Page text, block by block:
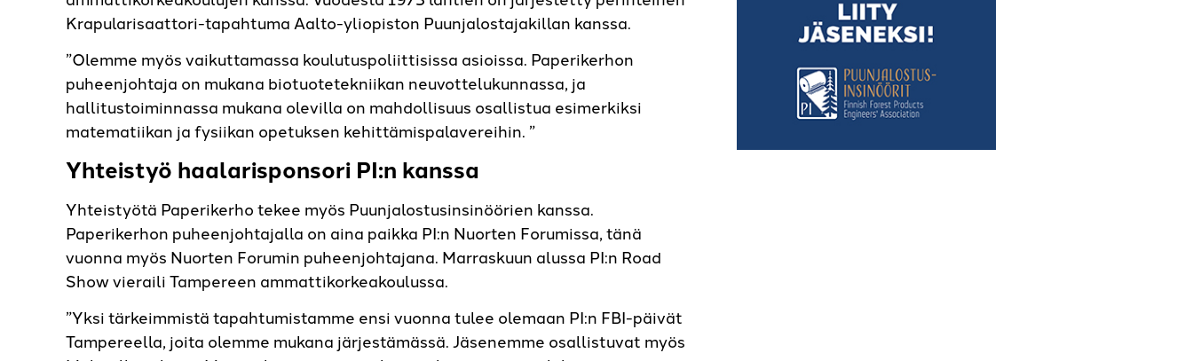
Krapularisaattori-tapahtuma Aalto-yliopiston Puunjalostajakillan kanssa.
”Olemme myös vaikuttamassa koulutuspoliittisissa asioissa. Paperikerhon
puheenjohtaja on mukana biotuotetekniikan neuvottelukunnassa, ja
hallitustoiminnassa mukana olevilla on mahdollisuus osallistua esimerkiksi
matematiikan ja fysiikan opetuksen kehittämispalavereihin. ”
Yhteistyö haalarisponsori PI:n kanssa
Yhteistyötä Paperikerho tekee myös Puunjalostusinsinöörien kanssa.
Paperikerhon puheenjohtajalla on aina paikka PI:n Nuorten Forumissa, tänä
vuonna myös Nuorten Forumin puheenjohtajana. Marraskuun alussa PI:n Road
Show vieraili Tampereen ammattikorkeakoulussa.
”Yksi tärkeimmistä tapahtumistamme ensi vuonna tulee olemaan PI:n FBI-päivät
Tampereella, joita olemme mukana järjestämässä. Jäsenemme osallistuvat myös